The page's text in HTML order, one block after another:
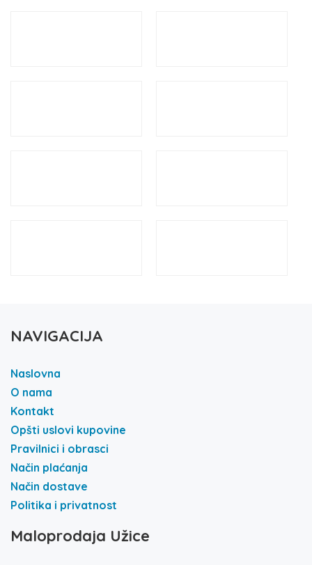
NAVIGACIJA
Naslovna
O nama
Kontakt
Opšti uslovi kupovine
Pravilnici i obrasci
Način plaćanja
Način dostave
Politika i privatnost
Maloprodaja Užice